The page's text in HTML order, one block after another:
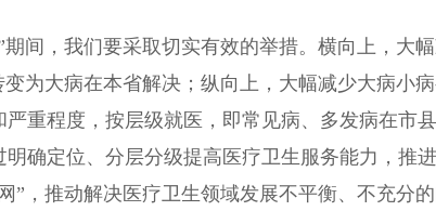
，我们要采取切实有效的举措。横向上，大
变为大病在本省解决；纵向上，大幅减少大病小
严重程度，按层级就医，即常见病、多发病在市
明确定位、分层分级提高医疗卫生服务能力，推
”，推动解决医疗卫生领域发展不平衡、不充分